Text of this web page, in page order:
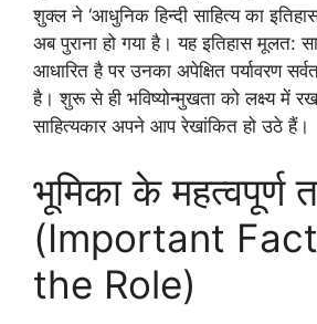
शुक्ल ने ‘आधुनिक हिन्दी साहित्य का
अब पुराना हो गया है। यह इतिहास मूलत:
आधारित है पर उनका अपेक्षित पर्यावरण
है। शुरू से ही भविष्योन्मुखता को लक्ष्य में
साहित्यकार अपने आप रेखांकित हो उठे हैं।
भूमिका के महत्वपूर्ण
(Important
the Role)